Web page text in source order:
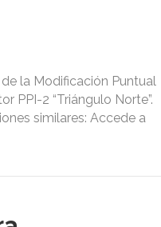
la Modificación Puntual
PPI-2 “Triángulo Norte”.
similares: Accede a